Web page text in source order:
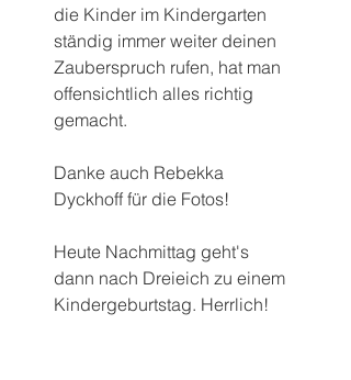
die Kinder im Kindergarten
ständig immer weiter deinen
Zauberspruch rufen, hat man
offensichtlich alles richtig
gemacht.
Danke auch Rebekka
Dyckhoff für die Fotos!
Heute Nachmittag geht's
dann nach Dreieich zu einem
Kindergeburtstag. Herrlich!